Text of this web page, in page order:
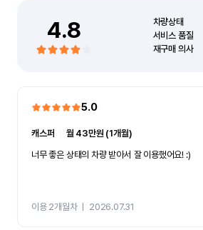
4.8 차량상태
서비스 품질
재구매 의사
5.0
캐스퍼
월 43만원 (1개월)
너무 좋은 상태의 차량 받아서 잘 이용했어요! :)
이용 2개월차ㅣ 2026.07.31